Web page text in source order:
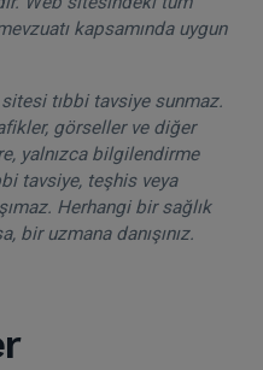
kapsamında uygun
tıbbi tavsiye sunmaz.
görseller ve diğer
yalnızca bilgilendirme
tavsiye, teşhis veya
Herhangi bir sağlık
bir uzmana danışınız.